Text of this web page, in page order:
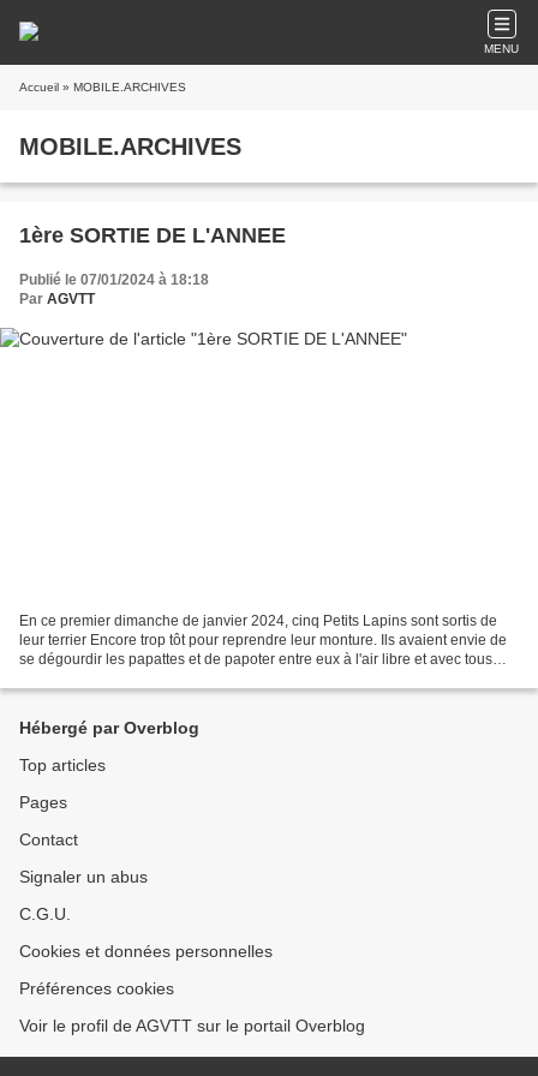
MENU
Accueil » MOBILE.ARCHIVES
MOBILE.ARCHIVES
1ère SORTIE DE L'ANNEE
Publié le 07/01/2024 à 18:18
Par AGVTT
En ce premier dimanche de janvier 2024, cinq Petits Lapins sont sortis de
leur terrier Encore trop tôt pour reprendre leur monture. Ils avaient envie de
se dégourdir les papattes et de papoter entre eux à l'air libre et avec tous
Hébergé par Overblog
Top articles
Pages
Contact
Signaler un abus
C.G.U.
Cookies et données personnelles
Préférences cookies
Voir le profil de AGVTT sur le portail Overblog